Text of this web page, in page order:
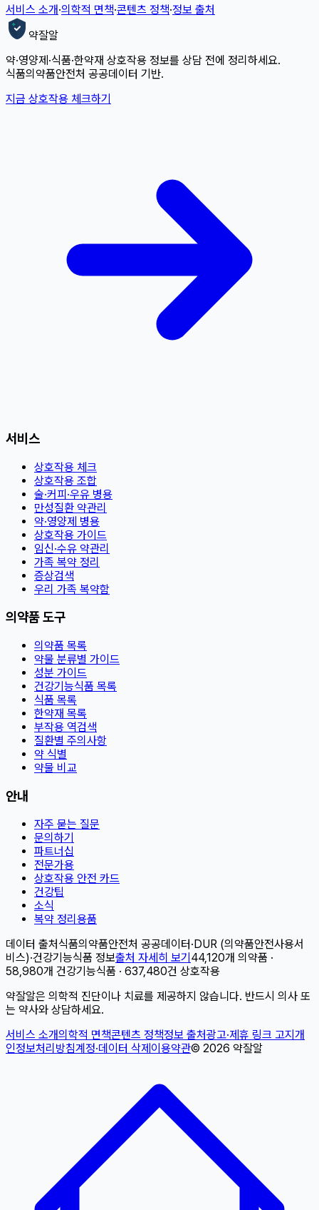
서비스 소개·의학적 면책·콘텐츠 정책·정보 출처
약잘알
약·영양제·식품·한약재 상호작용 정보를 상담 전에 정리하세요.
식품의약품안전처 공공데이터 기반.
지금 상호작용 체크하기
서비스
상호작용 체크
상호작용 조합
술·커피·우유 병용
만성질환 약관리
약·영양제 병용
상호작용 가이드
임신·수유 약관리
가족 복약 정리
증상검색
우리 가족 복약함
의약품 도구
의약품 목록
약물 분류별 가이드
성분 가이드
건강기능식품 목록
식품 목록
한약재 목록
부작용 역검색
질환별 주의사항
약 식별
약물 비교
안내
자주 묻는 질문
문의하기
파트너십
전문가용
상호작용 안전 카드
건강팁
소식
복약 정리용품
데이터 출처 식품의약품안전처 공공데이터 · DUR (의약품안전사용서
비스)·건강기능식품 정보출처 자세히 보기 44,120개 의약품 ·
58,980개 건강기능식품 · 637,480건 상호작용
약잘알은 의학적 진단이나 치료를 제공하지 않습니다. 반드시 의사 또
는 약사와 상담하세요.
서비스 소개의학적 면책콘텐츠 정책정보 출처광고·제휴 링크 고지 개
인정보처리방침계정·데이터 삭제 이용약관© 2026 약잘알